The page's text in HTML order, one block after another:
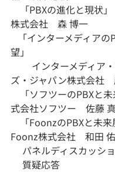
「PBXの進化と現状
株式会社　森 博一
「インターメディアの
望」
インターメディア・
ズ・ジャパン株式会社
「ソフツーのPBXと
式会社ソフツー　佐藤
「FoonzのPBXと未
Foonz株式会社　和田
パネルディスカッシ
質疑応答